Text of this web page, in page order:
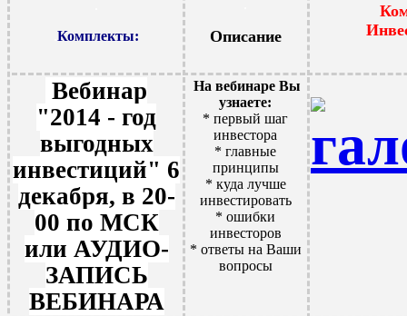
Комплекты: Описание
Вебинар
"2014 - год
выгодных
инвестиций" 6
декабря, в 20-
00 по МСК
или АУДИО-
ЗАПИСЬ
ВЕБИНАРА
На вебинаре Вы
узнаете:
* первый шаг
инвестора
* главные
принципы
* куда лучше
инвестировать
* ошибки
инвесторов
* ответы на Ваши
вопросы